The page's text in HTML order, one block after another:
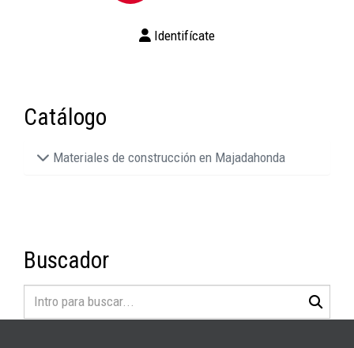
Identifícate
Catálogo
Materiales de construcción en Majadahonda
Buscador